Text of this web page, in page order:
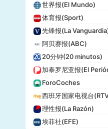
世界报(El Mundo)
体育报(Sport)
先锋报(La
阿贝赛报(ABC)
20分钟(20 minutos)
加泰罗尼亚报(El
ForoCoches
西班牙国家电视台
理性报(La Razón)
埃菲社(EFE)